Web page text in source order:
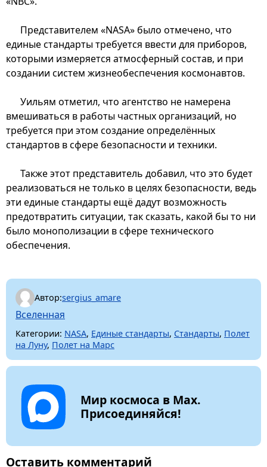
Представителем «NASA» было отмечено, что
единые стандарты требуется ввести для приборов,
которыми измеряется атмосферный состав, и при
создании систем жизнеобеспечения космонавтов.
Уильям отметил, что агентство не намерена
вмешиваться в работы частных организаций, но
требуется при этом создание определённых
стандартов в сфере безопасности и техники.
Также этот представитель добавил, что это будет
реализоваться не только в целях безопасности, ведь
эти единые стандарты ещё дадут возможность
предотвратить ситуации, так сказать, какой бы то ни
было монополизации в сфере технического
обеспечения.
Автор:sergius_amare
Вселенная
Категории: NASA, Единые стандарты, Стандарты, Полет
на Луну, Полет на Марс
Мир космоса в Max.
Присоединяйся!
Оставить комментарий